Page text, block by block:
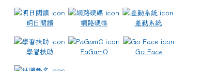
明日閱讀 網路硬碟 差勤系統
學習扶助 PaGamO Go Face